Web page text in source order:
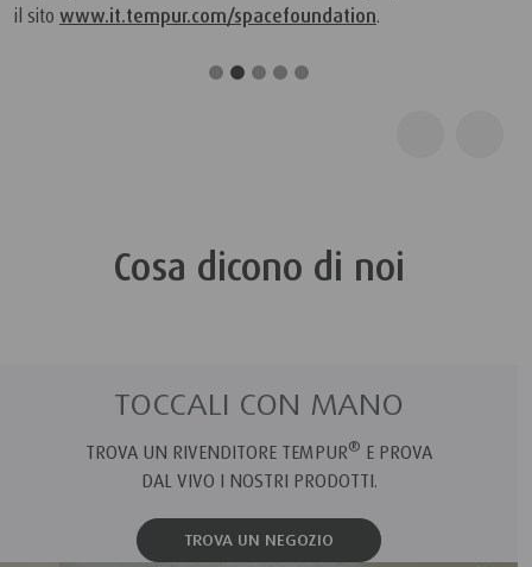
il sito www.it.tempur.com/spacefoundation.
Cosa dicono di noi
TOCCALI CON MANO
TROVA UN RIVENDITORE TEMPUR® E PROVA
DAL VIVO I NOSTRI PRODOTTI.
TROVA UN NEGOZIO